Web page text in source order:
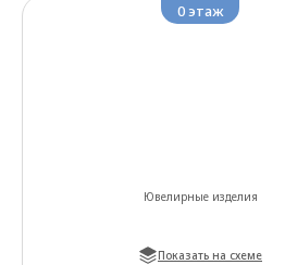
0этаж
Ювелирные изделия
Показать на схеме